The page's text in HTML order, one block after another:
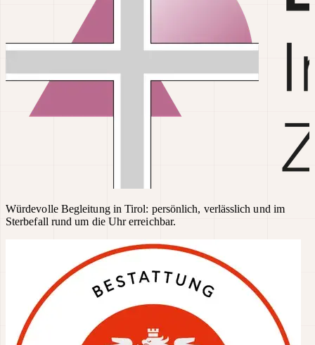
Würdevolle Begleitung in Tirol: persönlich, verlässlich und im
Sterbefall rund um die Uhr erreichbar.